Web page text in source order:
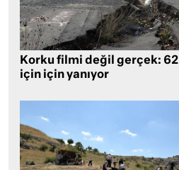
Korku filmi değil gerçek: 62
için için yanıyor